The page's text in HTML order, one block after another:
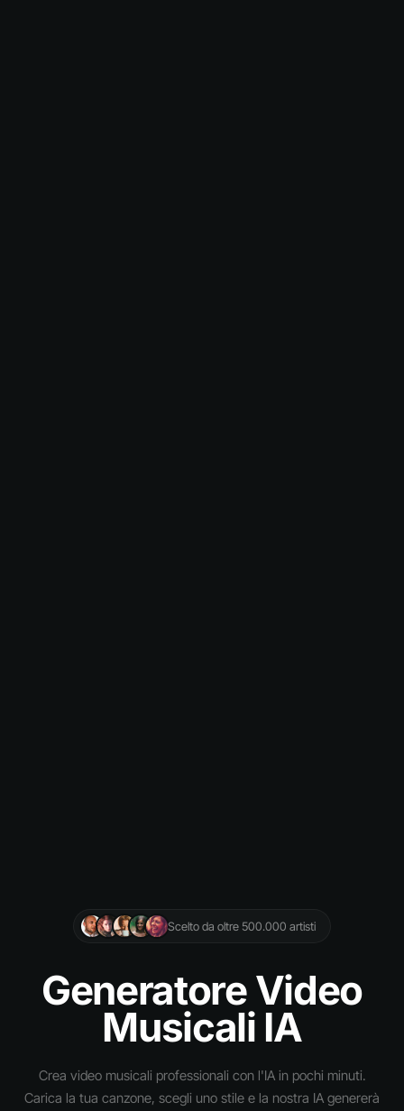
Scelto da oltre 500.000 artisti
Generatore Video
Musicali IA
Crea video musicali professionali con l'IA in pochi minuti.
Carica la tua canzone, scegli uno stile e la nostra IA genererà